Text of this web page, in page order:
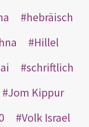
hebräisch
Hillel
schriftlich
Jom Kippur
Volk Israel